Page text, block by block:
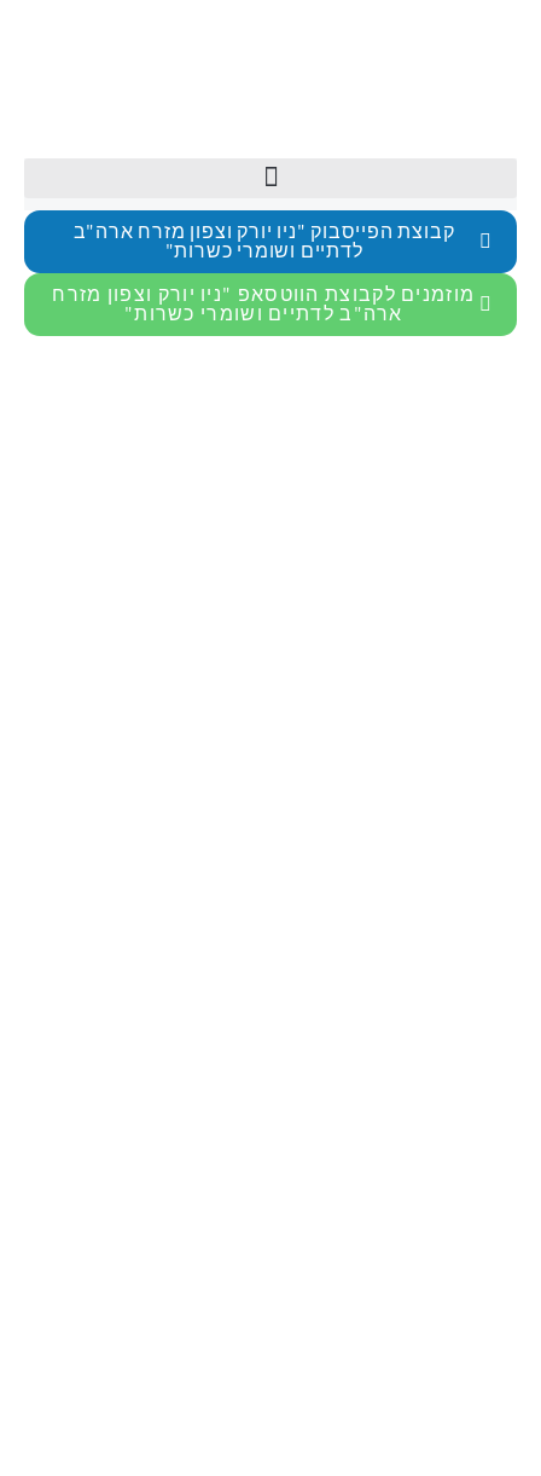
קבוצת הפייסבוק "ניו יורק וצפון מזרח ארה"ב
לדתיים ושומרי כשרות"
מוזמנים לקבוצת הווטסאפ "ניו יורק וצפון מזרח
ארה"ב לדתיים ושומרי כשרות"